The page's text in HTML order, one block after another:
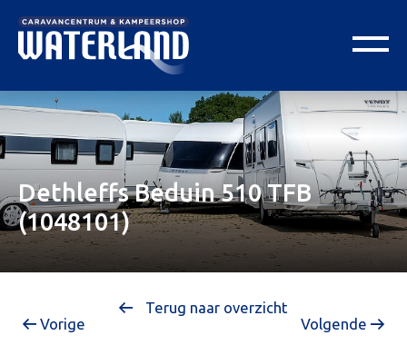
Dethleffs Beduin 510 TFB
(1048101)
Terug naar overzicht
Vorige
Volgende